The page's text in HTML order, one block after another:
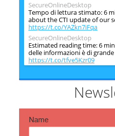
SecureOnlineDesktop
Tempo di lettura stimato: 6
about the CTI update of our
https://t.co/YAZkn7iFqa
SecureOnlineDesktop
Estimated reading time: 6
delle informazioni è di
https://t.co/tfve5Kzr09
Estimated reading time: 6
information security is very
https://t.co/TP8gvdRcrF
Name